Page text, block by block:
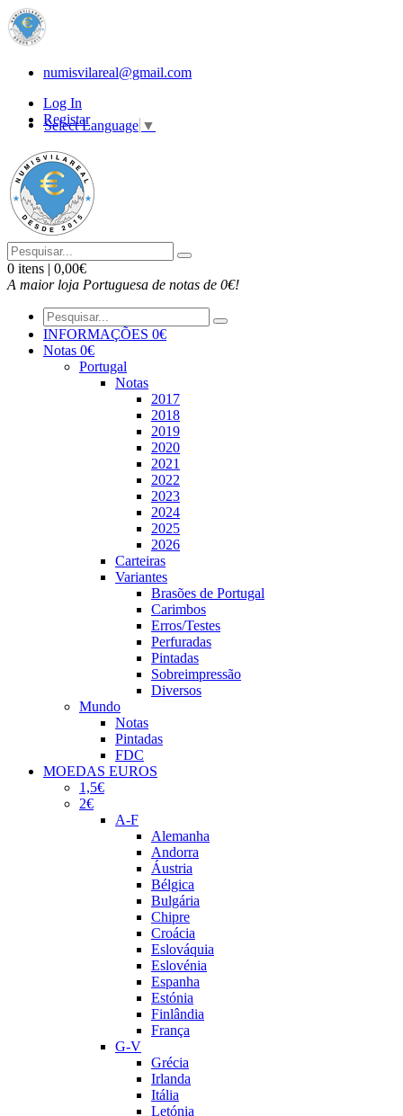
numisvilareal@gmail.com
Log In
Registar
Select Language ▼
0 itens | 0,00€
A maior loja Portuguesa de notas de 0€!
INFORMAÇÕES 0€
Notas 0€
Portugal
Notas
2017
2018
2019
2020
2021
2022
2023
2024
2025
2026
Carteiras
Variantes
Brasões de Portugal
Carimbos
Erros/Testes
Perfuradas
Pintadas
Sobreimpressão
Diversos
Mundo
Notas
Pintadas
FDC
MOEDAS EUROS
1,5€
2€
A-F
Alemanha
Andorra
Áustria
Bélgica
Bulgária
Chipre
Croácia
Eslováquia
Eslovénia
Espanha
Estónia
Finlândia
França
G-V
Grécia
Irlanda
Itália
Letónia